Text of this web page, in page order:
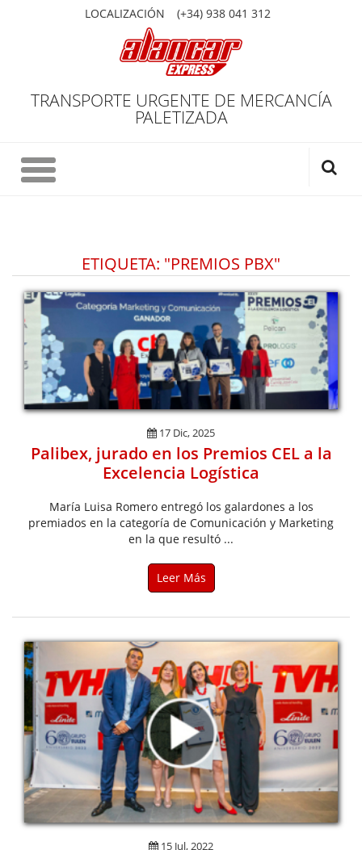
LOCALIZACIÓN (+34) 938 041 312
TRANSPORTE URGENTE DE MERCANCÍA
PALETIZADA
ETIQUETA: "PREMIOS PBX"
17 Dic, 2025
Palibex, jurado en los Premios CEL a la
Excelencia Logística
María Luisa Romero entregó los galardones a los
premiados en la categoría de Comunicación y Marketing
en la que resultó ...
Leer Más
15 Jul, 2022